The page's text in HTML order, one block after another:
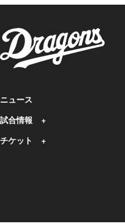
ニュース
試合情報
チケット